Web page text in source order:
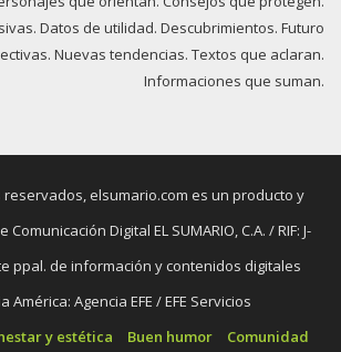
Datos de utilidad. Descubrimientos. Futuro
Nuevas tendencias. Textos que aclaran.
Informaciones que suman.
reservados, elsumario.com es un producto y
Digital EL SUMARIO, C.A. / RIF: J-
ppal. de información y contenidos digitales
América: Agencia EFE / EFE Servicios
y estética Buen humor Comunidad